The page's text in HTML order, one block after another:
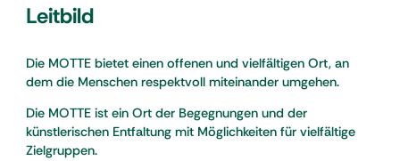
Leitbild
Die MOTTE bietet einen offenen und vielfältigen Ort, an
dem die Menschen respektvoll miteinander umgehen.
Die MOTTE ist ein Ort der Begegnungen und der
künstlerischen Entfaltung mit Möglichkeiten für vielfältige
Zielgruppen.